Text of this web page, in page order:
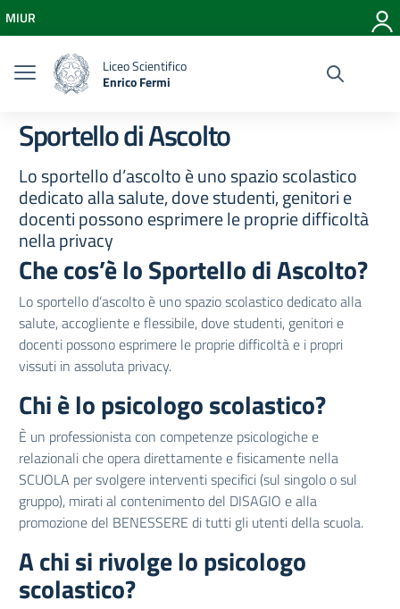
Vai al menu di navigazione
Vai al footer
MIUR
Liceo Scientifico
Enrico Fermi
Sportello di Ascolto
Lo sportello d’ascolto è uno spazio scolastico
dedicato alla salute, dove studenti, genitori e
docenti possono esprimere le proprie difficoltà
nella privacy
Che cos’è lo Sportello di Ascolto?
Lo sportello d’ascolto è uno spazio scolastico dedicato alla
salute, accogliente e flessibile, dove studenti, genitori e
docenti possono esprimere le proprie difficoltà e i propri
vissuti in assoluta privacy.
Chi è lo psicologo scolastico?
È un professionista con competenze psicologiche e
relazionali che opera direttamente e fisicamente nella
SCUOLA per svolgere interventi specifici (sul singolo o sul
gruppo), mirati al contenimento del DISAGIO e alla
promozione del BENESSERE di tutti gli utenti della scuola.
A chi si rivolge lo psicologo
scolastico?